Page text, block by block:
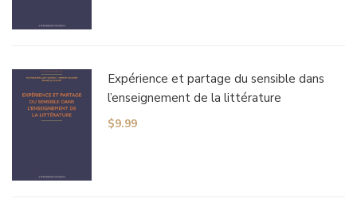
Expérience et partage du sensible dans
l’enseignement de la littérature
$9.99